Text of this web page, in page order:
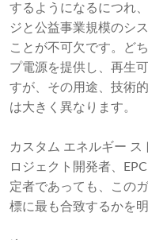
するようになるにつれ
ジと公益事業規模のシ
ことが不可欠です。ど
プ電源を提供し、再生
すが、その用途、技術
は大きく異なります。
カスタム エネルギー
ロジェクト開発者、
定者であっても、この
標に最も合致するかを